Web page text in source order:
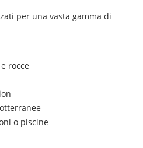
per una vasta gamma di
rocce
o piscine